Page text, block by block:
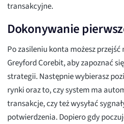
transakcyjne.
Dokonywanie
Po zasileniu konta możesz
Greyford Corebit, aby zapoznać
strategii. Następnie wybierasz
rynki oraz to, czy system ma
transakcje, czy też wysyłać
potwierdzenia. Dopiero gdy